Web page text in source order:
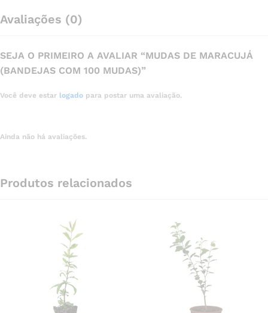
Avaliações (0)
SEJA O PRIMEIRO A AVALIAR “MUDAS DE MARACUJÁ
(BANDEJAS COM 100 MUDAS)”
Você deve estar logado para postar uma avaliação.
Ainda não há avaliações.
Produtos relacionados